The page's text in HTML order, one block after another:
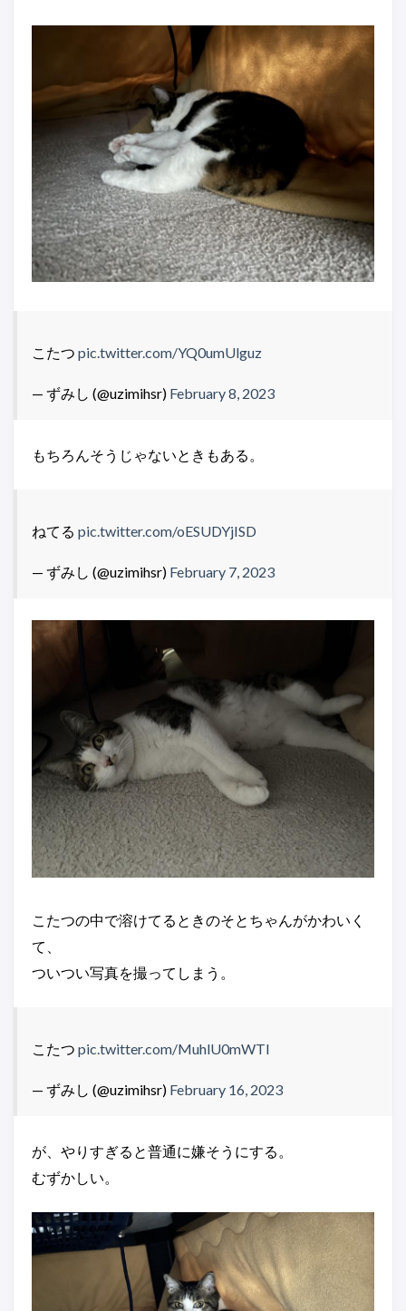
こたつ pic.twitter.com/YQ0umUlguz
— ずみし (@uzimihsr) February 8, 2023
もちろんそうじゃないときもある。
ねてる pic.twitter.com/oESUDYjISD
— ずみし (@uzimihsr) February 7, 2023
こたつの中で溶けてるときのそとちゃんがかわいく
て、
ついつい写真を撮ってしまう。
こたつ pic.twitter.com/MuhlU0mWTI
— ずみし (@uzimihsr) February 16, 2023
が、やりすぎると普通に嫌そうにする。
むずかしい。